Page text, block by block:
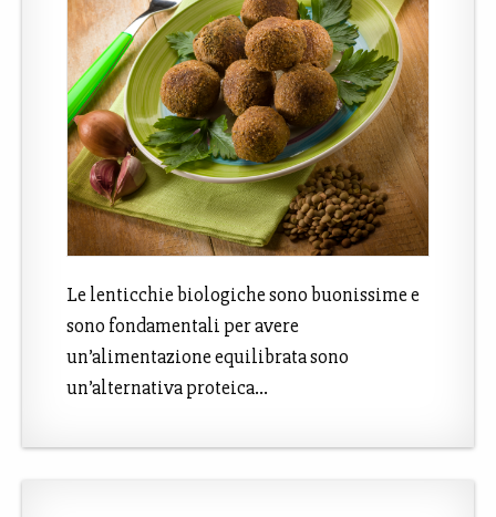
Le lenticchie biologiche sono buonissime e
sono fondamentali per avere
un’alimentazione equilibrata sono
un’alternativa proteica…